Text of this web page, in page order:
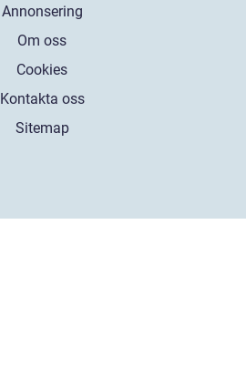
Annonsering
Om oss
Cookies
Kontakta oss
Sitemap